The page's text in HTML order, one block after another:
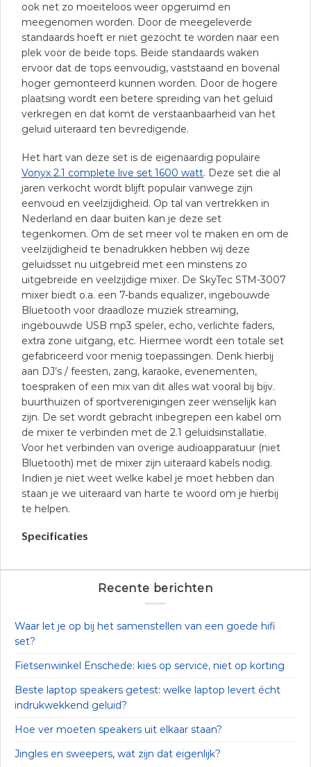
ook net zo moeiteloos weer opgeruimd en
meegenomen worden. Door de meegeleverde
standaards hoeft er niet gezocht te worden naar een
plek voor de beide tops. Beide standaards waken
ervoor dat de tops eenvoudig, vaststaand en bovenal
hoger gemonteerd kunnen worden. Door de hogere
plaatsing wordt een betere spreiding van het geluid
verkregen en dat komt de verstaanbaarheid van het
geluid uiteraard ten bevredigende.
Het hart van deze set is de eigenaardig populaire
Vonyx 2.1 complete live set 1600 watt. Deze set die al
jaren verkocht wordt blijft populair vanwege zijn
eenvoud en veelzijdigheid. Op tal van vertrekken in
Nederland en daar buiten kan je deze set
tegenkomen. Om de set meer vol te maken en om de
veelzijdigheid te benadrukken hebben wij deze
geluidsset nu uitgebreid met een minstens zo
uitgebreide en veelzijdige mixer. De SkyTec STM-3007
mixer biedt o.a. een 7-bands equalizer, ingebouwde
Bluetooth voor draadloze muziek streaming,
ingebouwde USB mp3 speler, echo, verlichte faders,
extra zone uitgang, etc. Hiermee wordt een totale set
gefabriceerd voor menig toepassingen. Denk hierbij
aan DJ’s / feesten, zang, karaoke, evenementen,
toespraken of een mix van dit alles wat vooral bij bijv.
buurthuizen of sportverenigingen zeer wenselijk kan
zijn. De set wordt gebracht inbegrepen een kabel om
de mixer te verbinden met de 2.1 geluidsinstallatie.
Voor het verbinden van overige audioapparatuur (niet
Bluetooth) met de mixer zijn uiteraard kabels nodig.
Indien je niet weet welke kabel je moet hebben dan
staan je we uiteraard van harte te woord om je hierbij
te helpen.
Specificaties
Recente berichten
Waar let je op bij het samenstellen van een goede hifi
set?
Fietsenwinkel Enschede: kies op service, niet op korting
Beste laptop speakers getest: welke laptop levert écht
indrukwekkend geluid?
Hoe ver moeten speakers uit elkaar staan?
Jingles en sweepers, wat zijn dat eigenlijk?